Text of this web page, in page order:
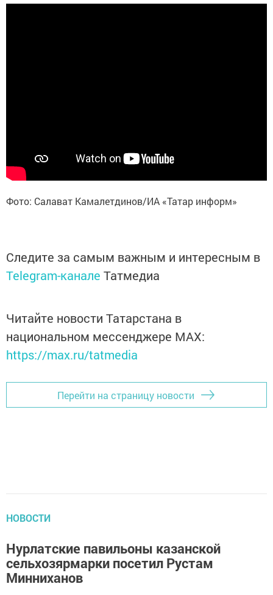
Фото: Салават Камалетдинов/ИА «Татар информ»
Следите за самым важным и интересным в
Telegram-канале Татмедиа
Читайте новости Татарстана в
национальном мессенджере MАХ:
https://max.ru/tatmedia
Перейти на страницу новости
НОВОСТИ
Нурлатские павильоны казанской
сельхозярмарки посетил Рустам
Минниханов